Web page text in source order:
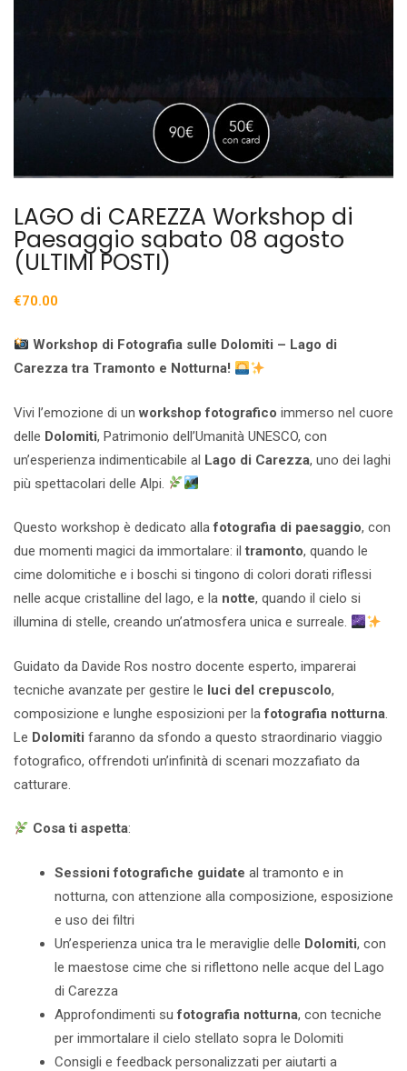
LAGO di CAREZZA Workshop di
Paesaggio sabato 08 agosto
(ULTIMI POSTI)
€70.00
Workshop di Fotografia sulle Dolomiti – Lago di
Carezza tra Tramonto e Notturna!
Vivi l’emozione di unworkshop fotografico immerso nel cuore
delle Dolomiti, Patrimonio dell’Umanità UNESCO, con
un’esperienza indimenticabile al Lago di Carezza, uno dei laghi
più spettacolari delle Alpi.
Questo workshop è dedicato allafotografia di paesaggio, con
due momenti magici da immortalare: iltramonto, quando le
cime dolomitiche e i boschi si tingono di colori dorati riflessi
nelle acque cristalline del lago, e la notte, quando il cielo si
illumina di stelle, creando un’atmosfera unica e surreale.
Guidato da Davide Ros nostro docente esperto, imparerai
tecniche avanzate per gestire le luci del crepuscolo,
composizione e lunghe esposizioni per lafotografia notturna.
Le Dolomiti faranno da sfondo a questo straordinario viaggio
fotografico, offrendoti un’infinità di scenari mozzafiato da
catturare.
Cosa ti aspetta:
Sessioni fotografiche guidate al tramonto e in
notturna, con attenzione alla composizione, esposizione
e uso dei filtri
Un’esperienza unica tra le meraviglie delle Dolomiti, con
le maestose cime che si riflettono nelle acque del Lago
di Carezza
Approfondimenti sufotografia notturna, con tecniche
per immortalare il cielo stellato sopra le Dolomiti
Consigli e feedback personalizzati per aiutarti a